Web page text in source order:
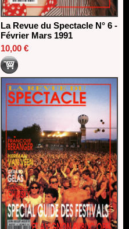
La Revue du Spectacle N° 6 -
Février Mars 1991
10,00 €